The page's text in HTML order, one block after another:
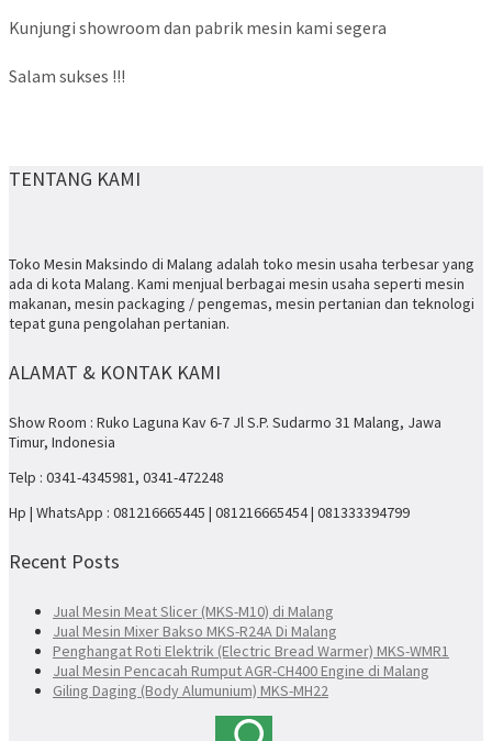
Kunjungi showroom dan pabrik mesin kami segera
Salam sukses !!!
TENTANG KAMI
Toko Mesin Maksindo di Malang adalah toko mesin usaha terbesar yang
ada di kota Malang. Kami menjual berbagai mesin usaha seperti mesin
makanan, mesin packaging / pengemas, mesin pertanian dan teknologi
tepat guna pengolahan pertanian.
ALAMAT & KONTAK KAMI
Show Room : Ruko Laguna Kav 6-7 Jl S.P. Sudarmo 31 Malang, Jawa
Timur, Indonesia
Telp : 0341-4345981, 0341-472248
Hp | WhatsApp : 081216665445 | 081216665454 | 081333394799
Recent Posts
Jual Mesin Meat Slicer (MKS-M10) di Malang
Jual Mesin Mixer Bakso MKS-R24A Di Malang
Penghangat Roti Elektrik (Electric Bread Warmer) MKS-WMR1
Jual Mesin Pencacah Rumput AGR-CH400 Engine di Malang
Giling Daging (Body Alumunium) MKS-MH22